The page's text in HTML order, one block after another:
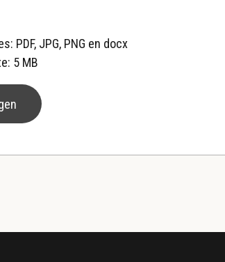
PDF, JPG, PNG en docx
5 MB